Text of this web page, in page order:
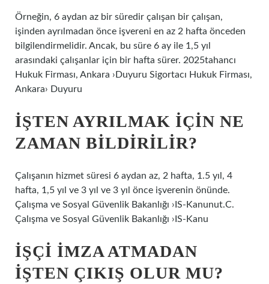
Örneğin, 6 aydan az bir süredir çalışan bir çalışan,
işinden ayrılmadan önce işvereni en az 2 hafta önceden
bilgilendirmelidir. Ancak, bu süre 6 ay ile 1,5 yıl
arasındaki çalışanlar için bir hafta sürer. 2025tahancı
Hukuk Firması, Ankara ›Duyuru Sigortacı Hukuk Firması,
Ankara› Duyuru
İŞTEN AYRILMAK IÇIN NE
ZAMAN BILDIRILIR?
Çalışanın hizmet süresi 6 aydan az, 2 hafta, 1.5 yıl, 4
hafta, 1,5 yıl ve 3 yıl ve 3 yıl önce işverenin önünde.
Çalışma ve Sosyal Güvenlik Bakanlığı ›IS-Kanunut.C.
Çalışma ve Sosyal Güvenlik Bakanlığı ›IS-Kanu
İŞÇI IMZA ATMADAN
IŞTEN ÇIKIŞ OLUR MU?